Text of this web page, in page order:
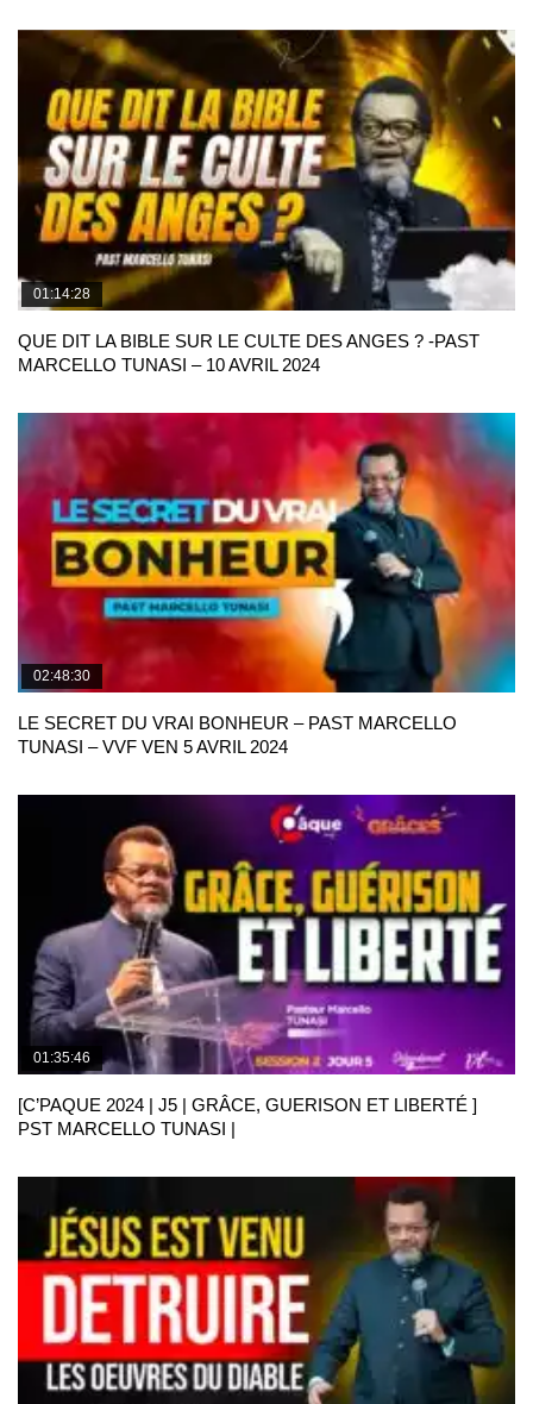
01:14:28
QUE DIT LA BIBLE SUR LE CULTE DES ANGES ? -PAST
MARCELLO TUNASI – 10 AVRIL 2024
02:48:30
LE SECRET DU VRAI BONHEUR – PAST MARCELLO
TUNASI – VVF VEN 5 AVRIL 2024
01:35:46
[C’PAQUE 2024 | J5 | GRÂCE, GUERISON ET LIBERTÉ ]
PST MARCELLO TUNASI |